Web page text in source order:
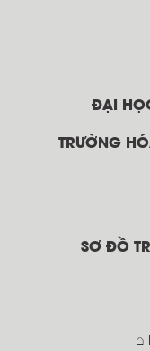
ĐẠI
TRƯỜNG
SƠ ĐỒ
⌂